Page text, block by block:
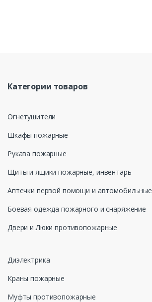
Категории товаров
Огнетушители
Шкафы пожарные
Рукава пожарные
Щиты и ящики пожарные, инвентарь
Аптечки первой помощи и автомобильные
Боевая одежда пожарного и снаряжение
Двери и Люки противопожарные
Диэлектрика
Краны пожарные
Муфты противопожарные